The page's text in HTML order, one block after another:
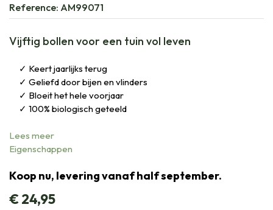
Reference: AM99071
Vijftig bollen voor een tuin vol leven
Keert jaarlijks terug
Geliefd door bijen en vlinders
Bloeit het hele voorjaar
100% biologisch geteeld
Lees meer
Eigenschappen
Koop nu, levering vanaf half september.
€24,95